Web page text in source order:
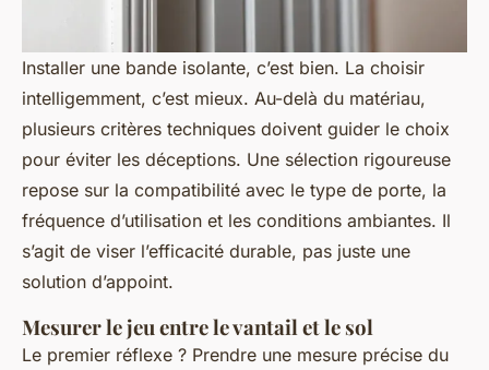
Installer une bande isolante, c’est bien. La choisir
intelligemment, c’est mieux. Au-delà du matériau,
plusieurs critères techniques doivent guider le choix
pour éviter les déceptions. Une sélection rigoureuse
repose sur la compatibilité avec le type de porte, la
fréquence d’utilisation et les conditions ambiantes. Il
s’agit de viser l’efficacité durable, pas juste une
solution d’appoint.
Mesurer le jeu entre le vantail et le sol
Le premier réflexe ? Prendre une mesure précise du